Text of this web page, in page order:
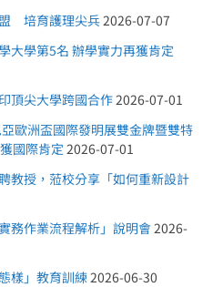
培育護理尖兵 2026-07-07
大學第5名 辦學實力再獲肯定
頂尖大學跨國合作 2026-07-01
歐洲盃國際發明展雙金牌暨雙特
國際肯定 2026-07-01
教授，蒞校分享「如何重新設計
務作業流程解析」說明會 2026-
樣」教育訓練 2026-06-30